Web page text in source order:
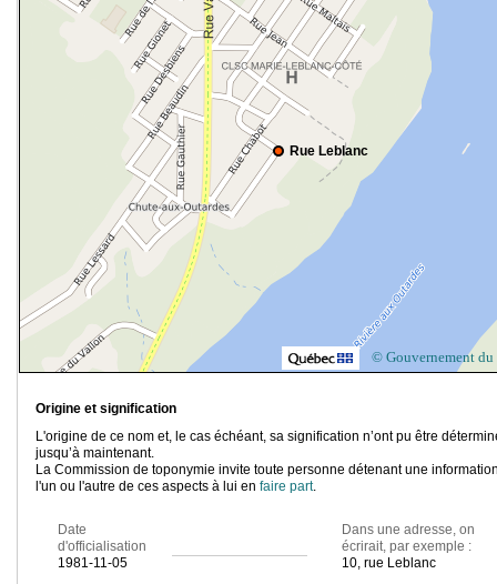
Rue Leblanc
© Gouvernement du
Origine et signification
L'origine de ce nom et, le cas échéant, sa signification n’ont pu être
jusqu’à maintenant.
La Commission de toponymie invite toute personne détenant une
l'un ou l'autre de ces aspects à lui en faire part.
Date
d'officialisation
1981-11-05
Dans une adresse, on
écrirait, par exemple :
10, rue Leblanc